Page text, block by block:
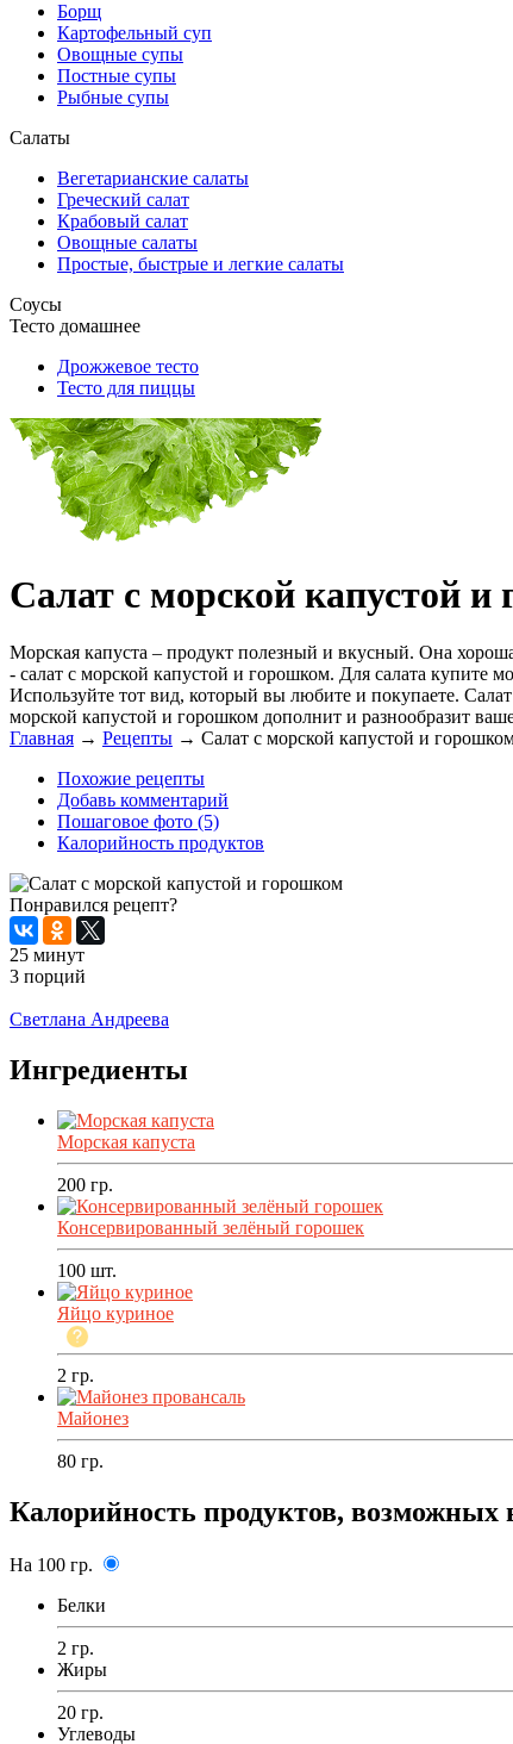
Борщ
Картофельный суп
Овощные супы
Постные супы
Рыбные супы
Салаты
Вегетарианские салаты
Греческий салат
Крабовый салат
Овощные салаты
Простые, быстрые и легкие салаты
Соусы
Тесто домашнее
Дрожжевое тесто
Тесто для пиццы
Салат с морской капустой и
Морская капуста – продукт полезный и вкусный. Она
- салат с морской капустой и горошком. Для салата купите
Используйте тот вид, который вы любите и покупаете.
морской капустой и горошком дополнит и разнообразит
Главная → Рецепты → Салат с морской капустой и
Похожие рецепты
Добавь комментарий
Пошаговое фото (5)
Калорийность продуктов
Понравился рецепт?
25 минут
3 порций
Светлана Андреева
Ингредиенты
Морская капуста
200 гр.
Консервированный зелёный горошек
100 шт.
Яйцо куриное
2 гр.
Майонез
80 гр.
Калорийность продуктов, возможных
На 100 гр.
Белки
2 гр.
Жиры
20 гр.
Углеводы